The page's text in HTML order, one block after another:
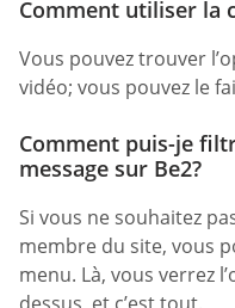
Comment utiliser la
Vous pouvez trouver
vidéo; vous pouvez le
Comment puis-je
message sur Be2?
Si vous ne souhaitez
membre du site, vous
menu. Là, vous verrez